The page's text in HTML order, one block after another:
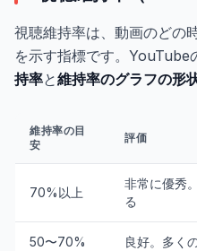
視聴維持率は、動画のどの
を示す指標です。YouTube
持率と維持率のグラフの形
維持率の目
安
評価
70%以上
非常に優秀
る
50〜70% 良好。多く